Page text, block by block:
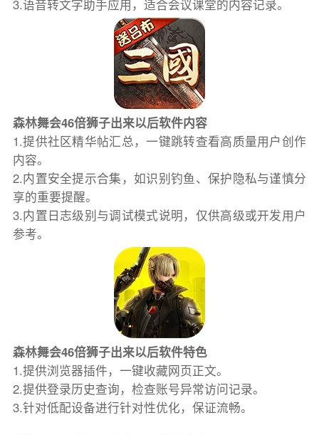
3.语音转文字助手应用，适合会议课堂的内容记录。
森林舞会46倍狮子出来以后软件内容
1.提供社区精华帖汇总，一键跳转查看高质量用户创作
内容。
2.内置安全提示合集，如识别钓鱼、保护隐私与谨慎分
享的重要提醒。
3.内置日志级别与调试模式说明，仅供高级或开发用户
参考。
森林舞会46倍狮子出来以后软件特色
1.提供浏览器插件，一键收藏网页正文。
2.提供登录历史查询，检查账号异常访问记录。
3.针对低配设备进行针对性优化，保证流畅。